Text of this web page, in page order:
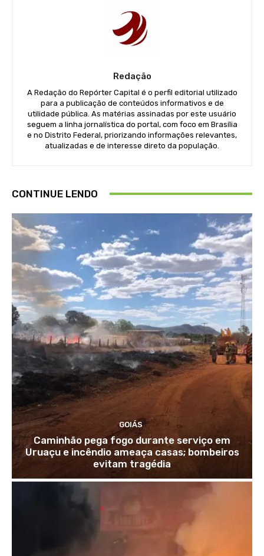
Redação
A Redação do Repórter Capital é o perfil editorial utilizado
para a publicação de conteúdos informativos e de
utilidade pública. As matérias assinadas por este usuário
seguem a linha jornalística do portal, com foco em Brasília
e no Distrito Federal, priorizando informações relevantes,
atualizadas e de interesse direto da população.
CONTINUE LENDO
GOIÁS
Caminhão pega fogo durante serviço em
Uruaçu e incêndio ameaça casas; bombeiros
evitam tragédia